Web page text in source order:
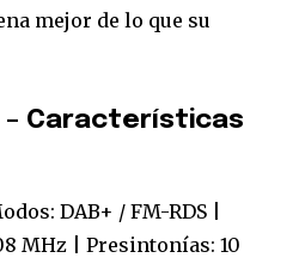
mejor de lo que su
– Características
DAB+ / FM-RDS |
MHz | Presintonías: 10